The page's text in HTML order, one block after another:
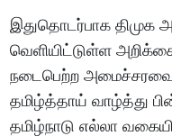
இதுதொடர்பாக திமுக
வெளியிட்டுள்ள
நடைபெற்ற அமைச்சரவை
தமிழ்த்தாய் வாழ்த்து
தமிழ்நாடு எல்லா